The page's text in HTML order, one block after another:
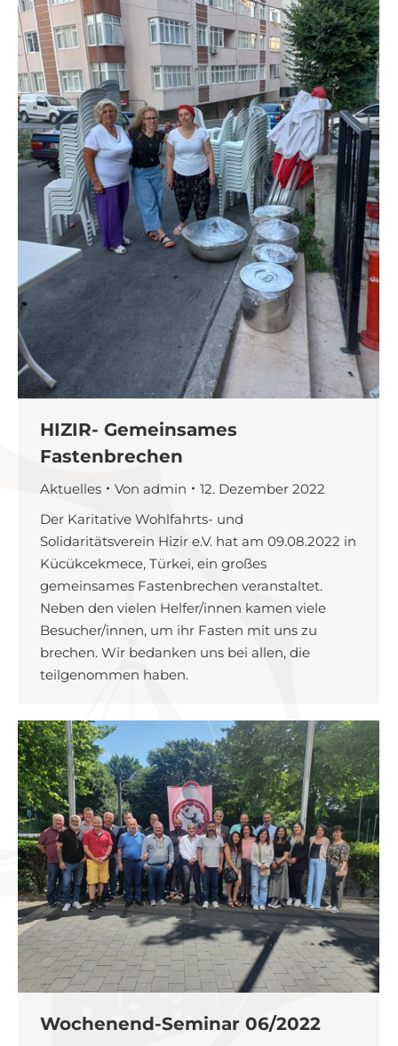
HIZIR- Gemeinsames
Fastenbrechen
Aktuelles Von admin
12. Dezember 2022
Der Karitative Wohlfahrts- und
Solidaritätsverein Hizir e.V. hat am 09.08.2022 in
Kücükcekmece, Türkei, ein großes
gemeinsames Fastenbrechen veranstaltet.
Neben den vielen Helfer/innen kamen viele
Besucher/innen, um ihr Fasten mit uns zu
brechen. Wir bedanken uns bei allen, die
teilgenommen haben.
Wochenend-Seminar 06/2022